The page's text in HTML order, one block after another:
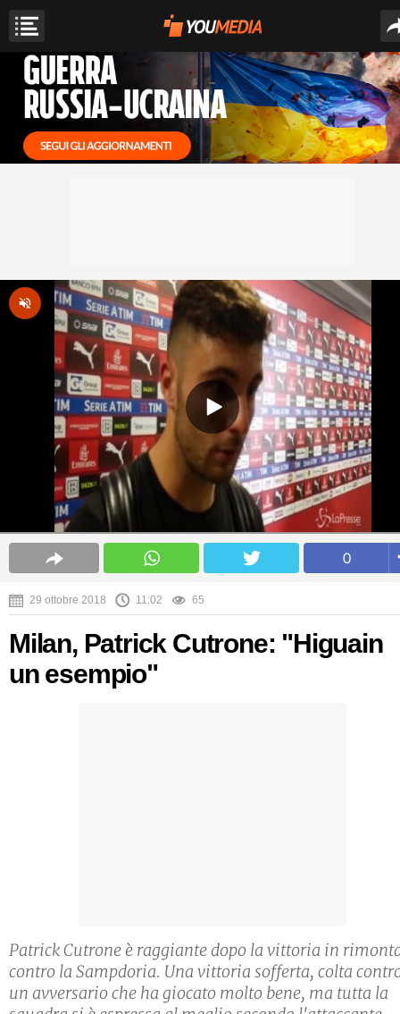
0
29 ottobre 2018 11:02 65
Milan, Patrick Cutrone: "Higuain
un esempio"
Patrick Cutrone è raggiante dopo la vittoria in
contro la Sampdoria. Una vittoria sofferta, colta
un avversario che ha giocato molto bene, ma tutta la